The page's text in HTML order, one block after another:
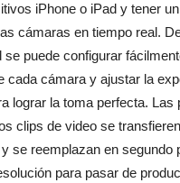
iPhone o iPad y tener
cámaras en tiempo real.
se puede configurar
cada cámara y ajustar la
lograr la toma perfecta. Las
clips de video se
se reemplazan en segundo
para pasar de